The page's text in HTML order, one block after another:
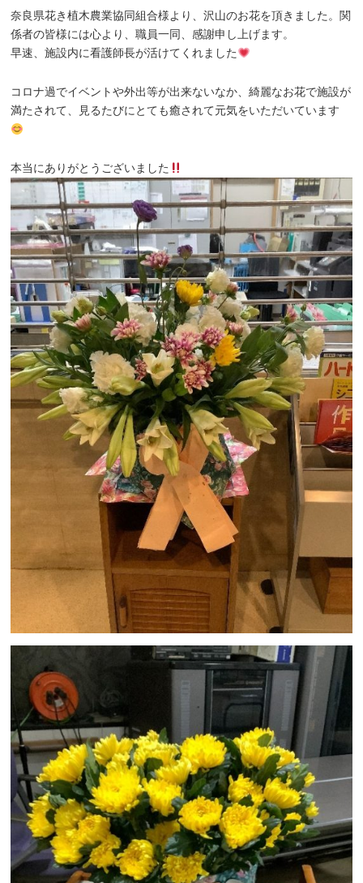
奈良県花き植木農業協同組合様より、沢山のお花を頂きました。関
係者の皆様には心より、職員一同、感謝申し上げます。
早速、施設内に看護師長が活けてくれました
コロナ過でイベントや外出等が出来ないなか、綺麗なお花で施設が
満たされて、見るたびにとても癒されて元気をいただいています
本当にありがとうございました